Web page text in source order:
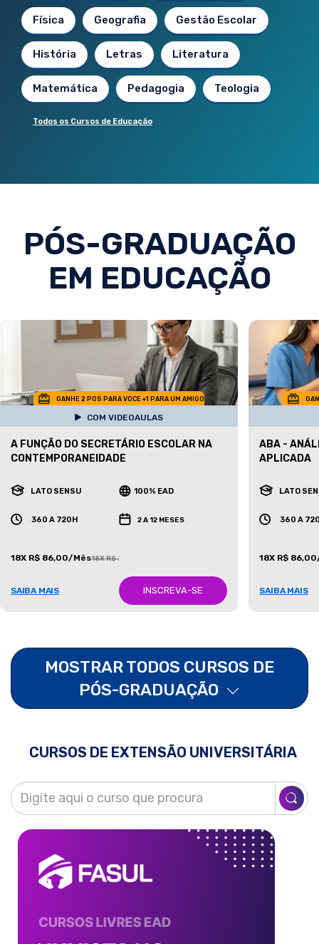
Física Geografia Gestão Escolar
História Letras Literatura
Matemática Pedagogia Teologia
Todos os Cursos de Educação
PÓS-GRADUAÇÃO
EM EDUCAÇÃO
GANHE 2 POS PARA VOCE +1 PARA UM AMIGO
COM VIDEOAULAS
A FUNÇÃO DO SECRETÁRIO ESCOLAR NA
CONTEMPORANEIDADE
LATO SENSU 100% EAD
360 A 720H 2 A 12 MESES
18X R$ 86,00/Mês18X R$ 387,00/Mês
SAIBA MAIS INSCREVA-SE
ABA -
APLICADA
LATO
360 A
18X R$
SAIBA MAIS
MOSTRAR TODOS CURSOS DE
PÓS-GRADUAÇÃO
CURSOS DE EXTENSÃO UNIVERSITÁRIA